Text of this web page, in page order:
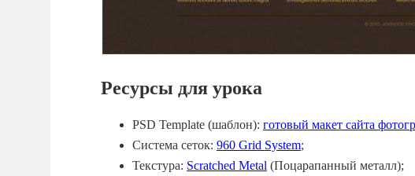
Ресурсы для урока
PSD Template (шаблон): готовый макет сайта
Система сеток: 960 Grid System;
Текстура: Scratched Metal (Поцарапанный металл);